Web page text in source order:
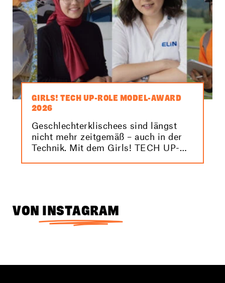
GIRLS! TECH UP-ROLE MODEL-AWARD
2026
Geschlechterklischees sind längst
nicht mehr zeitgemäß – auch in der
Technik. Mit dem Girls! TECH UP-
VON INSTAGRAM